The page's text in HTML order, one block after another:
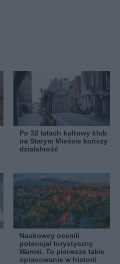
Po 32 latach kultowy klub
na Starym Mieście kończy
działalność
Naukowcy ocenili
potencjał turystyczny
Warmii. To pierwsze takie
opracowanie w historii